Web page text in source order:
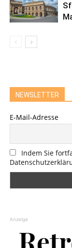
NEWSLETTER
E-Mail-Adresse
Indem Sie
Anzeige